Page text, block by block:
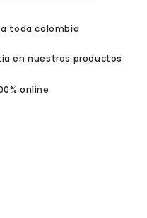
a toda colombia
en nuestros productos
online